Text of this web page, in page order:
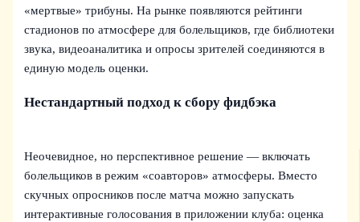
«мертвые» трибуны. На рынке появляются рейтинги
стадионов по атмосфере для болельщиков, где библиотеки
звука, видеоаналитика и опросы зрителей соединяются в
единую модель оценки.
Нестандартный подход к сбору фидбэка
Неочевидное, но перспективное решение — включать
болельщиков в режим «соавторов» атмосферы. Вместо
скучных опросников после матча можно запускать
интерактивные голосования в приложении клуба: оценка